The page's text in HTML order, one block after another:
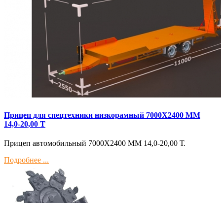
Прицеп для спецтехники низкорамный 7000Х2400 ММ
14,0-20,00 Т
Прицеп автомобильный 7000Х2400 ММ 14,0-20,00 Т.
Подробнее ...